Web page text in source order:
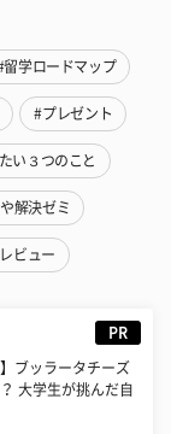
留学ロードマップ
#プレゼント
い３つのこと
解決ゼミ
ビュー
PR
ブッラータチーズ
大学生が挑んだ自